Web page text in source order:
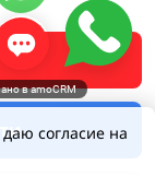
согласие на
в amoCRM